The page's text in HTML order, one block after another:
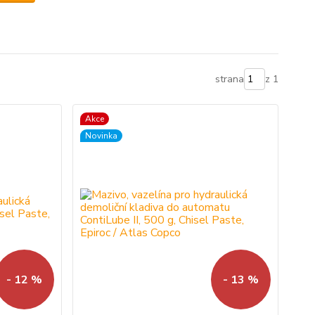
strana z 1
- 12 %
Akce
Novinka
- 13 %